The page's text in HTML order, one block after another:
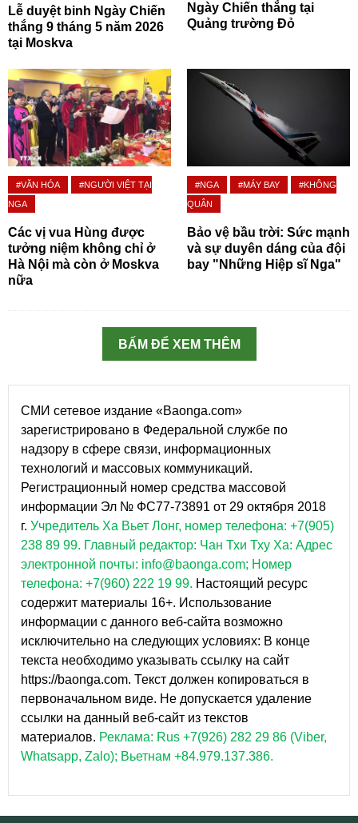
Lễ duyệt binh Ngày Chiến
thắng 9 tháng 5 năm 2026
tại Moskva
Ngày Chiến thắng tại
Quảng trường Đỏ
#VĂN HÓA
#NGƯỜI VIỆT TẠI
NGA
Các vị vua Hùng được
tưởng niệm không chỉ ở
Hà Nội mà còn ở Moskva
nữa
#NGA #MÁY BAY
#KHÔNG
QUÂN
Bảo vệ bầu trời: Sức mạnh
và sự duyên dáng của đội
bay "Những Hiệp sĩ Nga"
BẤM ĐỂ XEM THÊM
СМИ сетевое издание «Baonga.com»
зарегистрировано в Федеральной службе по
надзору в сфере связи, информационных
технологий и массовых коммуникаций.
Регистрационный номер средства массовой
информации Эл № ФС77-73891 от 29 октября 2018
г. Учредитель Ха Вьет Лонг, номер телефона: +7(905)
238 89 99. Главный редактор: Чан Тхи Тху Ха: Адрес
электронной почты: info@baonga.com; Номер
телефона: +7(960) 222 19 99. Настоящий ресурс
содержит материалы 16+. Использование
информации с данного веб-сайта возможно
исключительно на следующих условиях: В конце
текста необходимо указывать ссылку на сайт
https://baonga.com. Текст должен копироваться в
первоначальном виде. Не допускается удаление
ссылки на данный веб-сайт из текстов
материалов. Реклама: Rus +7(926) 282 29 86 (Viber,
Whatsapp, Zalo); Вьетнам +84.979.137.386.